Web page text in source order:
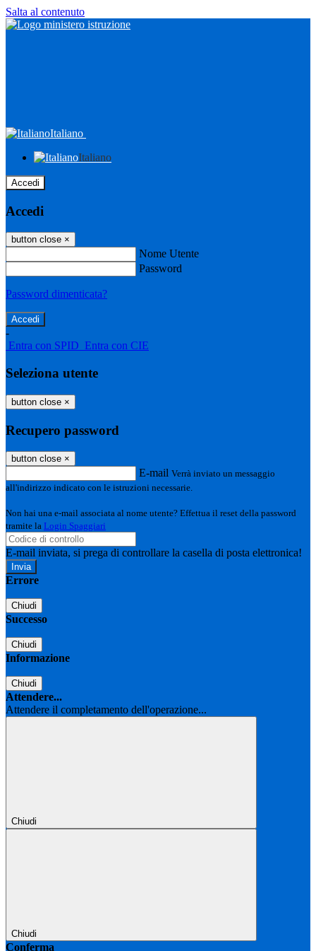
Salta al contenuto
Italiano
Italiano
Accedi
Accedi
button close ×
Nome Utente
Password
Password dimenticata?
-
Entra con SPID Entra con CIE
Seleziona utente
button close ×
Recupero password
button close ×
E-mail Verrà inviato un messaggio
all'indirizzo indicato con le istruzioni necessarie.
Non hai una e-mail associata al nome utente? Effettua il reset della password
tramite la Login Spaggiari
E-mail inviata, si prega di controllare la casella di posta elettronica!
Errore
Chiudi
Successo
Chiudi
Informazione
Chiudi
Attendere...
Attendere il completamento dell'operazione...
Chiudi
Chiudi
Conferma